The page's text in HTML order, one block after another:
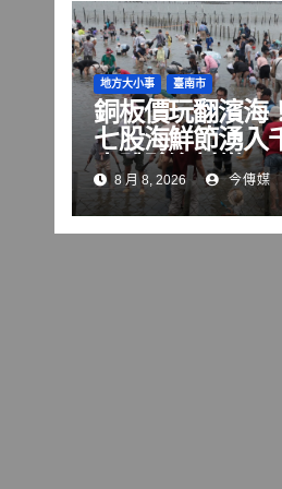
地方大小事 臺南市
銅板價玩翻濱海
七股海鮮節湧入
水體驗漁村樂
8 月 8, 2026 今傳媒